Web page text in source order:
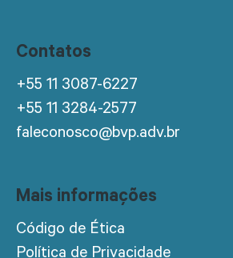
Contatos
+55 11 3087-6227
+55 11 3284-2577
faleconosco@bvp.adv.br
Mais informações
Código de Ética
Política de Privacidade